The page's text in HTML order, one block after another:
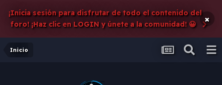
¡Inicia sesión para disfrutar de todo el contenido del
foro! ¡Haz clic en LOGIN y únete a la comunidad! 😀
×
Inicio